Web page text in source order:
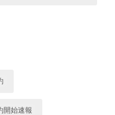
開始速報